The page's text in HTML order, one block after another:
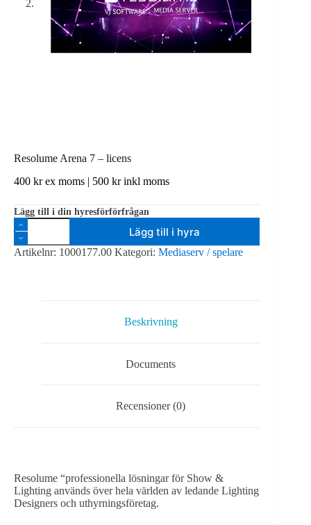
Resolume Arena 7 – licens
400 krex moms | 500 krinkl moms
Lägg till i din hyresförförfrågan
Resolume
Arena
7
-
Lägg till i hyra
Artikelnr: 1000177.00 Kategori: Mediaserv / spelare
Beskrivning
Documents
Recensioner (0)
Resolume “professionella lösningar för Show &
Lighting används över hela världen av ledande Lighting
Designers och uthyrningsföretag.